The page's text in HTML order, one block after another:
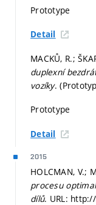
Prototype
Detail
MACKŮ, R.;
duplexní
vozíky.
Prototype
Detail
2015
HOLCMAN, V.;
procesu
dílů. URL: